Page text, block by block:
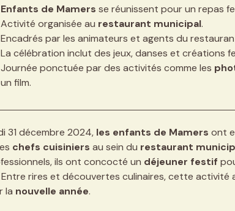
Enfants de Mamers se réunissent pour un repas
Activité organisée au restaurant municipal.
Encadrés par les animateurs et agents du
La célébration inclut des jeux, danses et créations
Journée ponctuée par des activités comme les
un film.
31 décembre 2024, les enfants de Mamers ont
chefs cuisiniers au sein du restaurant
ils ont concocté un déjeuner festif
Entre rires et découvertes culinaires, cette
la nouvelle année.